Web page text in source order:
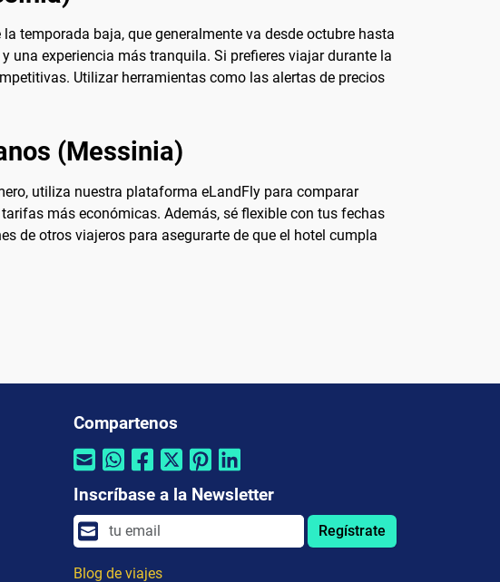
temporada baja, que generalmente va desde octubre hasta
una experiencia más tranquila. Si prefieres viajar durante la
Utilizar herramientas como las alertas de precios
(Messinia)
utiliza nuestra plataforma eLandFly para comparar
más económicas. Además, sé flexible con tus fechas
de otros viajeros para asegurarte de que el hotel cumpla
Compartenos
Inscríbase a la Newsletter
Regístrate
Blog de viajes